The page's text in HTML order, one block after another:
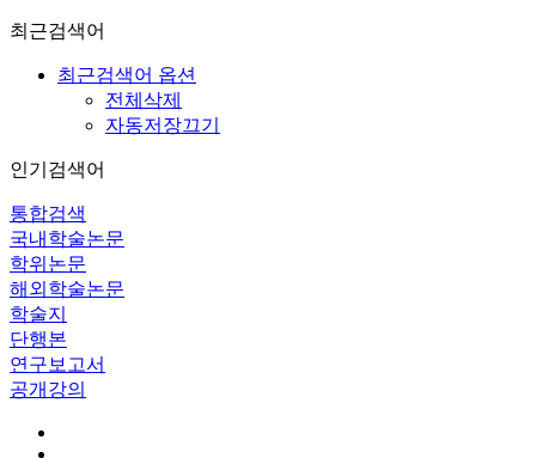
최근검색어
최근검색어 옵션
전체삭제
자동저장끄기
인기검색어
통합검색
국내학술논문
학위논문
해외학술논문
학술지
단행본
연구보고서
공개강의